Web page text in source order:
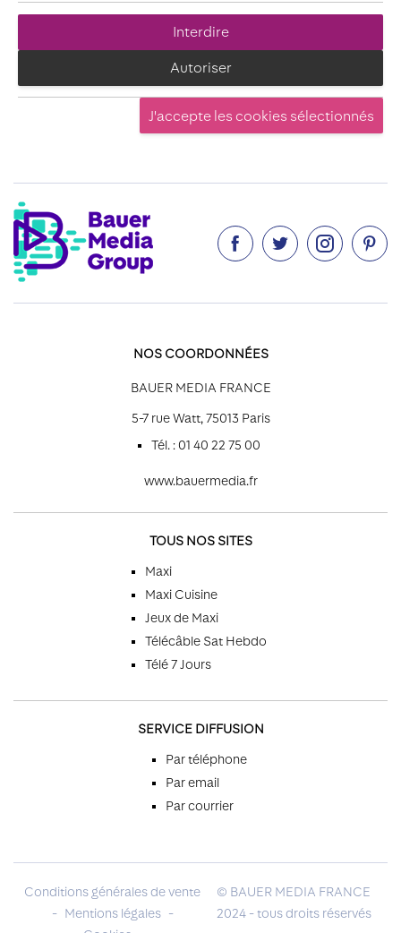
Interdire
Autoriser
   
NOS COORDONNÉES
BAUER MEDIA FRANCE
5-7 rue Watt, 75013 Paris
Tél. : 01 40 22 75 00
www.bauermedia.fr
TOUS NOS SITES
Maxi
Maxi Cuisine
Jeux de Maxi
Télécâble Sat Hebdo
Télé 7 Jours
SERVICE DIFFUSION
Par téléphone
Par email
Par courrier
Conditions générales de vente
- Mentions légales -
© BAUER MEDIA FRANCE
2024 - tous droits réservés